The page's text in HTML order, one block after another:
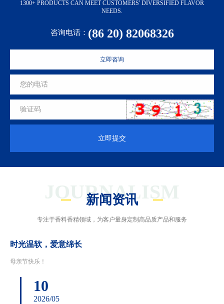
1300+ PRODUCTS CAN MEET CUSTOMERS' DIVERSIFIED FLAVOR
NEEDS.
咨询电话： (86 20) 82068326
立即咨询
立即提交
JOURNALISM
新闻资讯
专注于香料香精领域，为客户量身定制高品质产品和服务
时光温软，爱意绵长
母亲节快乐！
10
2026/05